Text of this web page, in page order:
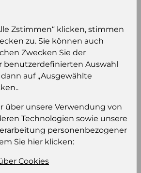
um den Preis zu
sehen
sein, um Preise zu
dieses Produkt zu kaufen.
Anmeldung für B2B Konto
Sprache und ein Format für
Zstimmen“ klicken, stimmen
zu. Sie können auch
Zwecken Sie der
benutzerdefinierten Auswahl
auf „Ausgewählte
über unsere Verwendung von
Technologien sowie unsere
personenbezogener
Sie hier klicken:
Cookies